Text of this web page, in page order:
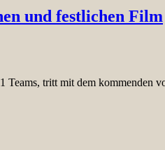
und festlichen Film
tritt mit dem kommenden